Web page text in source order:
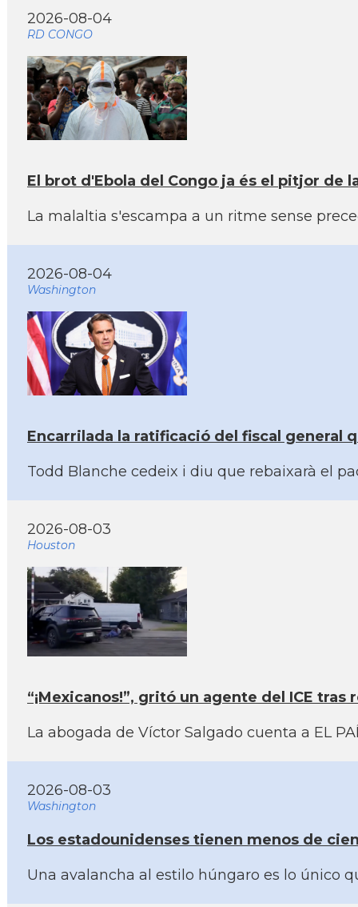
2026-08-04
RD CONGO
El brot d'Ebola del Congo ja és el pitjor de
La malaltia s'escampa a un ritme sense
2026-08-04
Washington
Encarrilada la ratificació del fiscal general
Todd Blanche cedeix i diu que rebaixarà el
2026-08-03
Houston
“¡Mexicanos!”, gritó un agente del ICE
La abogada de Víctor Salgado cuenta a EL
2026-08-03
Washington
Los estadounidenses tienen menos de
Una avalancha al estilo húngaro es lo único